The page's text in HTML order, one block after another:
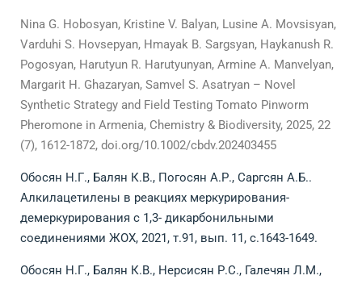
Nina G. Hobosyan, Kristine V. Balyan, Lusine A. Movsisyan,
Varduhi S. Hovsepyan, Hmayak B. Sargsyan, Haykanush R.
Pogosyan, Harutyun R. Harutyunyan, Armine A. Manvelyan,
Margarit H. Ghazaryan, Samvel S. Asatryan – Novel
Synthetic Strategy and Field Testing Tomato Pinworm
Pheromone in Armenia, Chemistry & Biodiversity, 2025, 22
(7), 1612-1872, doi.org/10.1002/cbdv.202403455
Обосян Н.Г., Балян К.В., Погосян А.Р., Саргсян A.Б..
Алкилацетилены в реакциях меркурирования-
демеркурирования с 1,3- дикарбонильными
соединениями ЖОХ, 2021, т.91, вып. 11, с.1643-1649.
Обосян Н.Г., Балян К.В., Нерсисян Р.С., Галечян Л.М.,